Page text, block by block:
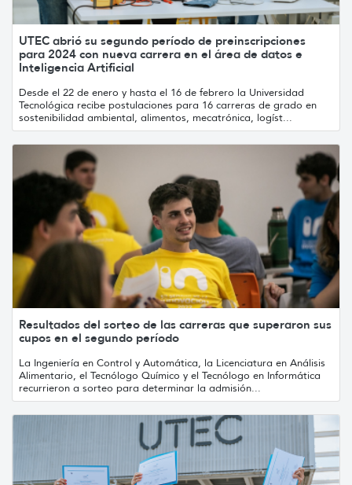
UTEC abrió su segundo período de preinscripciones
para 2024 con nueva carrera en el área de datos e
Inteligencia Artificial
Desde el 22 de enero y hasta el 16 de febrero la Universidad
Tecnológica recibe postulaciones para 16 carreras de grado en
sostenibilidad ambiental, alimentos, mecatrónica, logíst...
Resultados del sorteo de las carreras que superaron sus
cupos en el segundo período
La Ingeniería en Control y Automática, la Licenciatura en Análisis
Alimentario, el Tecnólogo Químico y el Tecnólogo en Informática
recurrieron a sorteo para determinar la admisión...